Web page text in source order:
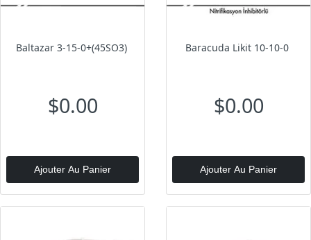
Baltazar 3-15-0+(45SO3)
$0.00
Ajouter Au Panier
Baracuda Likit 10-10-0
$0.00
Ajouter Au Panier